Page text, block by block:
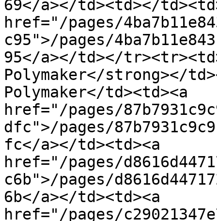
69</a></td><td></
href="/pages/
c95">/pages/
95</a></td></
Polymaker</strong></
Polymaker</td><td><a
href="/pages/
dfc">/pages/
fc</a></td><td><a
href="/pages/
c6b">/pages/
6b</a></td><td><a
href="/pages/